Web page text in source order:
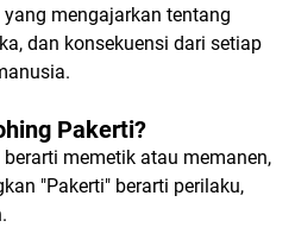
mengajarkan tentang
dan konsekuensi dari setiap
Pakerti?
memetik atau memanen,
"Pakerti" berarti perilaku,